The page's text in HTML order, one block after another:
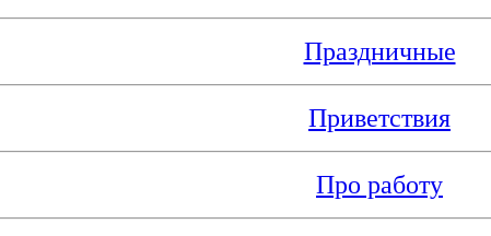
Праздничные
Приветствия
Про работу